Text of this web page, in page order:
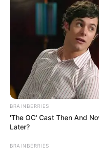
BRAINBERRIES
'The OC' Cast Then And
Later?
BRAINBERRIES